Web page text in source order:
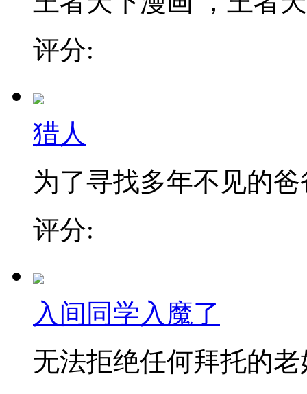
评分:
猎人
为了寻找多年不见的爸
评分:
入间同学入魔了
无法拒绝任何拜托的老